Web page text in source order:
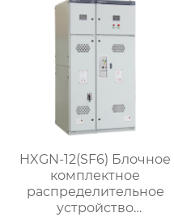
HXGN-12(SF6) Блочное
комплектное
распределительное
устройство